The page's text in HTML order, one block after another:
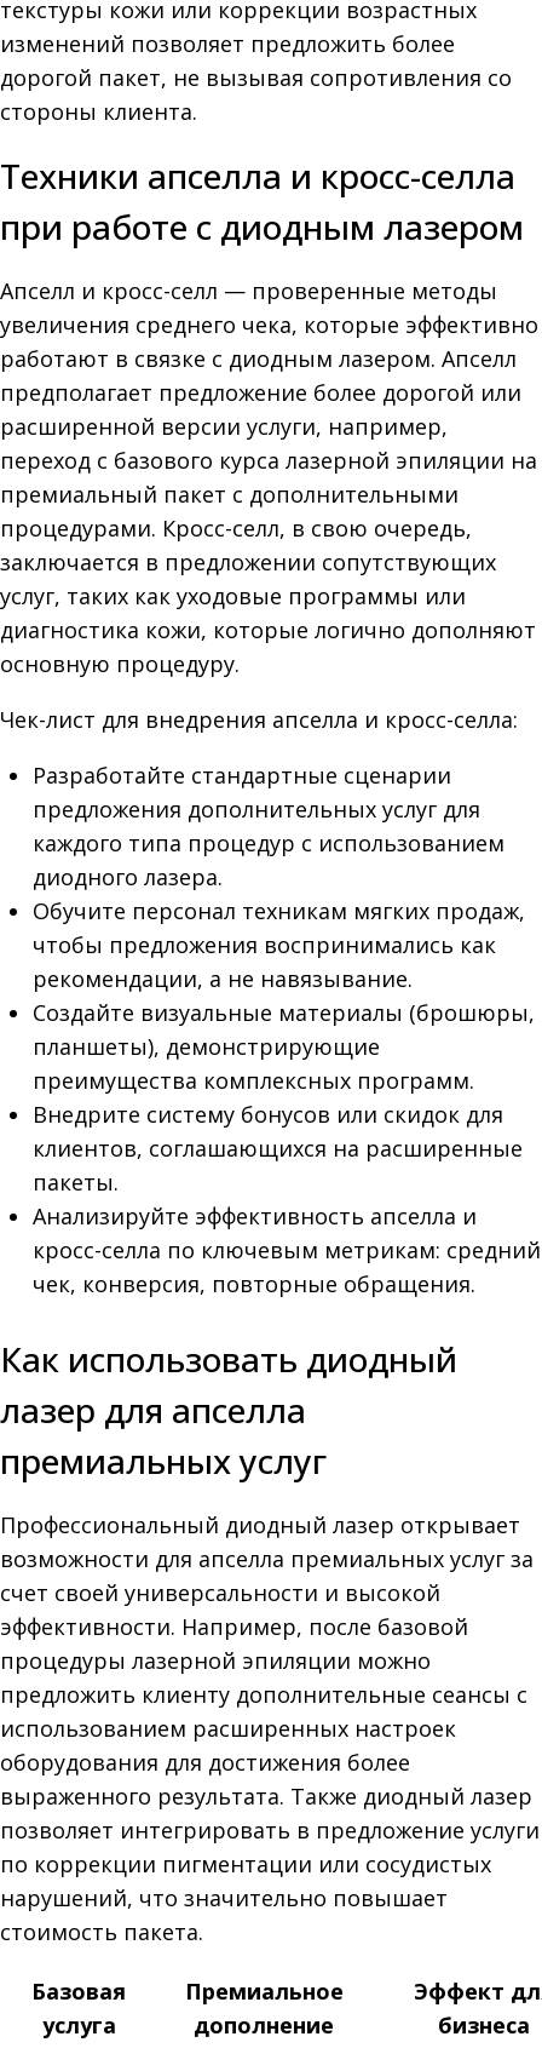
текстуры кожи или коррекции возрастных
изменений позволяет предложить более
дорогой пакет, не вызывая сопротивления со
стороны клиента.
Техники апселла и кросс-селла
при работе с диодным лазером
Апселл и кросс-селл — проверенные методы
увеличения среднего чека, которые эффективно
работают в связке с диодным лазером. Апселл
предполагает предложение более дорогой или
расширенной версии услуги, например,
переход с базового курса лазерной эпиляции на
премиальный пакет с дополнительными
процедурами. Кросс-селл, в свою очередь,
заключается в предложении сопутствующих
услуг, таких как уходовые программы или
диагностика кожи, которые логично дополняют
основную процедуру.
Чек-лист для внедрения апселла и кросс-селла:
Разработайте стандартные сценарии
предложения дополнительных услуг для
каждого типа процедур с использованием
диодного лазера.
Обучите персонал техникам мягких продаж,
чтобы предложения воспринимались как
рекомендации, а не навязывание.
Создайте визуальные материалы (брошюры,
планшеты), демонстрирующие
преимущества комплексных программ.
Внедрите систему бонусов или скидок для
клиентов, соглашающихся на расширенные
пакеты.
Анализируйте эффективность апселла и
кросс-селла по ключевым метрикам: средний
чек, конверсия, повторные обращения.
Как использовать диодный
лазер для апселла
премиальных услуг
Профессиональный диодный лазер открывает
возможности для апселла премиальных услуг за
счет своей универсальности и высокой
эффективности. Например, после базовой
процедуры лазерной эпиляции можно
предложить клиенту дополнительные сеансы с
использованием расширенных настроек
оборудования для достижения более
выраженного результата. Также диодный лазер
позволяет интегрировать в предложение услуги
по коррекции пигментации или сосудистых
нарушений, что значительно повышает
стоимость пакета.
Базовая
услуга
Премиальное
дополнение
Эффект
бизнеса